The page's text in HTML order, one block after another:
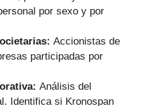
por sexo y por
Accionistas de
participadas por
Análisis del
Identifica si Kronospan